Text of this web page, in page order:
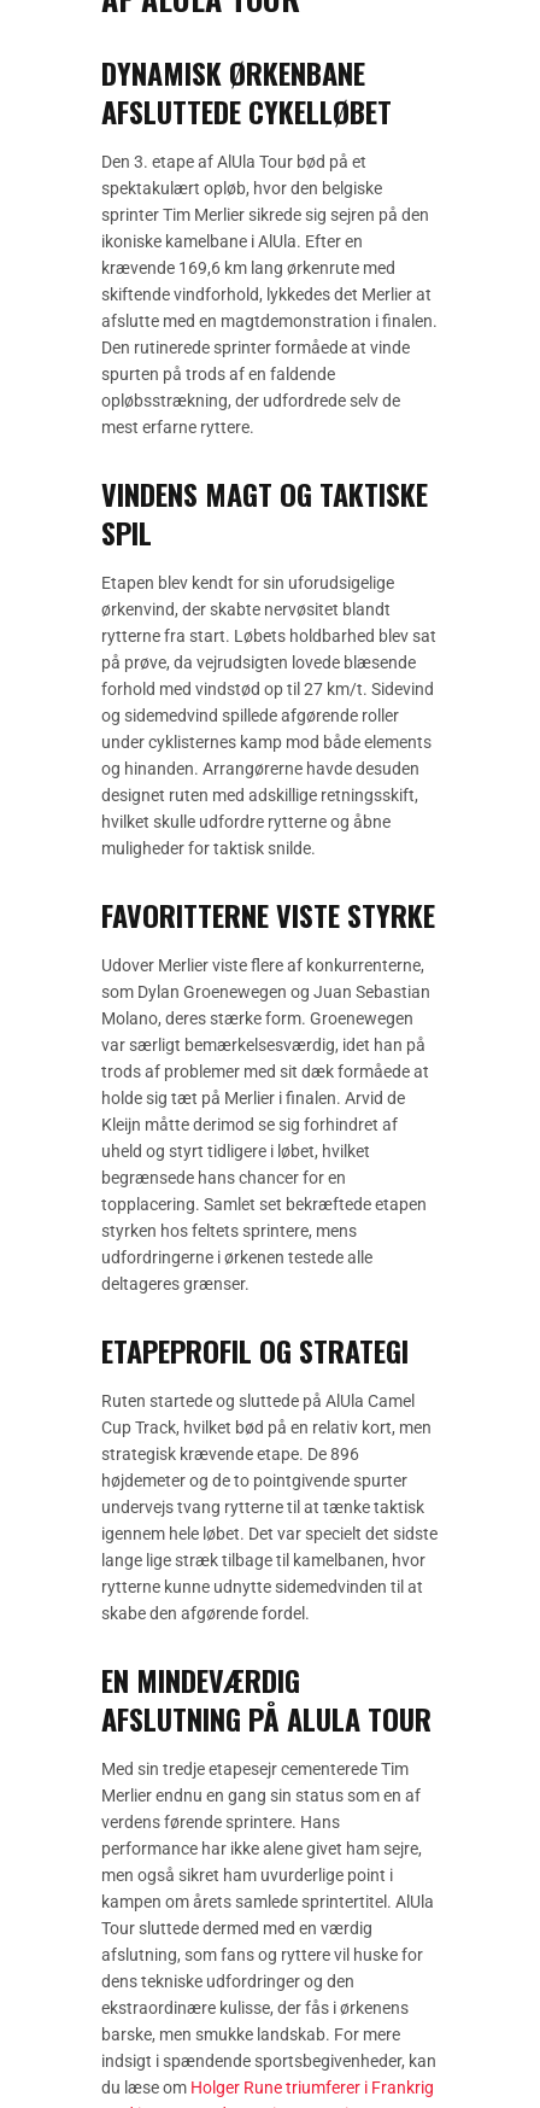
DYNAMISK ØRKENBANE
AFSLUTTEDE CYKELLØBET
Den 3. etape af AlUla Tour bød på et
spektakulært opløb, hvor den belgiske
sprinter Tim Merlier sikrede sig sejren på den
ikoniske kamelbane i AlUla. Efter en
krævende 169,6 km lang ørkenrute med
skiftende vindforhold, lykkedes det Merlier at
afslutte med en magtdemonstration i finalen.
Den rutinerede sprinter formåede at vinde
spurten på trods af en faldende
opløbsstrækning, der udfordrede selv de
mest erfarne ryttere.
VINDENS MAGT OG TAKTISKE
SPIL
Etapen blev kendt for sin uforudsigelige
ørkenvind, der skabte nervøsitet blandt
rytterne fra start. Løbets holdbarhed blev sat
på prøve, da vejrudsigten lovede blæsende
forhold med vindstød op til 27 km/t. Sidevind
og sidemedvind spillede afgørende roller
under cyklisternes kamp mod både elements
og hinanden. Arrangørerne havde desuden
designet ruten med adskillige retningsskift,
hvilket skulle udfordre rytterne og åbne
muligheder for taktisk snilde.
FAVORITTERNE VISTE STYRKE
Udover Merlier viste flere af konkurrenterne,
som Dylan Groenewegen og Juan Sebastian
Molano, deres stærke form. Groenewegen
var særligt bemærkelsesværdig, idet han på
trods af problemer med sit dæk formåede at
holde sig tæt på Merlier i finalen. Arvid de
Kleijn måtte derimod se sig forhindret af
uheld og styrt tidligere i løbet, hvilket
begrænsede hans chancer for en
topplacering. Samlet set bekræftede etapen
styrken hos feltets sprintere, mens
udfordringerne i ørkenen testede alle
deltageres grænser.
ETAPEPROFIL OG STRATEGI
Ruten startede og sluttede på AlUla Camel
Cup Track, hvilket bød på en relativ kort, men
strategisk krævende etape. De 896
højdemeter og de to pointgivende spurter
undervejs tvang rytterne til at tænke taktisk
igennem hele løbet. Det var specielt det sidste
lange lige stræk tilbage til kamelbanen, hvor
rytterne kunne udnytte sidemedvinden til at
skabe den afgørende fordel.
EN MINDEVÆRDIG
AFSLUTNING PÅ ALULA TOUR
Med sin tredje etapesejr cementerede Tim
Merlier endnu en gang sin status som en af
verdens førende sprintere. Hans
performance har ikke alene givet ham sejre,
men også sikret ham uvurderlige point i
kampen om årets samlede sprintertitel. AlUla
Tour sluttede dermed med en værdig
afslutning, som fans og ryttere vil huske for
dens tekniske udfordringer og den
ekstraordinære kulisse, der fås i ørkenens
barske, men smukke landskab. For mere
indsigt i spændende sportsbegivenheder, kan
du læse om Holger Rune triumferer i Frankrig